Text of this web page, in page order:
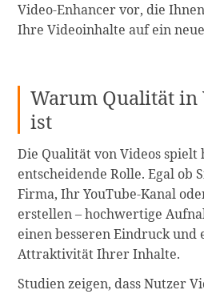
Video-Enhancer vor, die
Ihre Videoinhalte auf ein
Warum Qualität
ist
Die Qualität von Videos spielt
entscheidende Rolle. Egal ob
Firma, Ihr YouTube-Kanal
erstellen – hochwertige
einen besseren Eindruck und
Attraktivität Ihrer Inhalte.
Studien zeigen, dass Nutzer